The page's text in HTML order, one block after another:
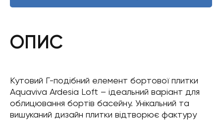
ОПИС
Кутовий Г-подібний елемент бортової плитки
Aquaviva Ardesia Loft – ідеальний варіант для
облицювання бортів басейну. Унікальний та
вишуканий дизайн плитки відтворює фактуру